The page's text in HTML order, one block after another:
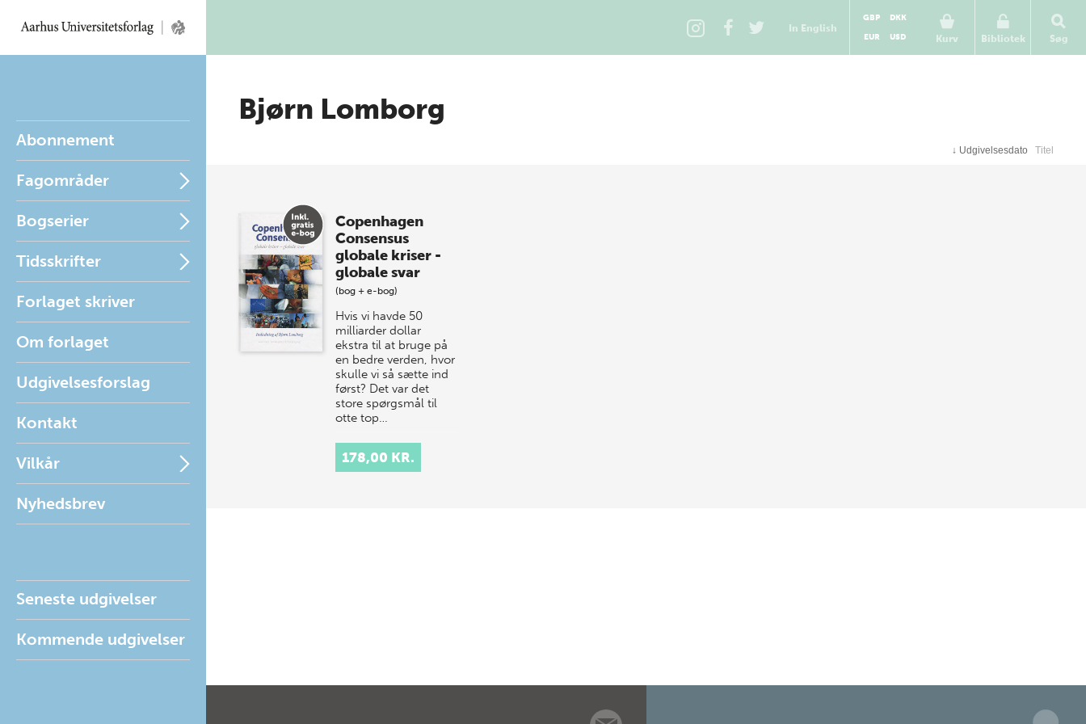
In English
Kurv
GBP
DKK
EUR
USD Bibliotek Søg
Abonnement
Fagområder
Bogserier
Tidsskrifter
Forlaget skriver
Om forlaget
Udgivelsesforslag
Kontakt
Vilkår
Nyhedsbrev
Seneste udgivelser
Kommende udgivelser
Bjørn Lomborg
↓ Udgivelsesdato Titel
Copenhagen
Consensus
globale kriser -
globale svar
(bog + e-bog)
Hvis vi havde 50
milliarder dollar
ekstra til at bruge på
en bedre verden, hvor
skulle vi så sætte ind
først? Det var det
store spørgsmål til
otte top…
178,00 KR.